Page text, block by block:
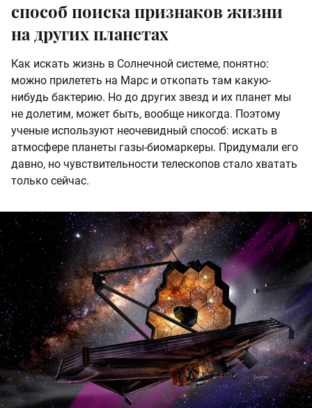
способ поиска признаков жизни
на других планетах
Как искать жизнь в Солнечной системе, понятно:
можно прилететь на Марс и откопать там какую-
нибудь бактерию. Но до других звезд и их планет мы
не долетим, может быть, вообще никогда. Поэтому
ученые используют неочевидный способ: искать в
атмосфере планеты газы-биомаркеры. Придумали его
давно, но чувствительности телескопов стало хватать
только сейчас.